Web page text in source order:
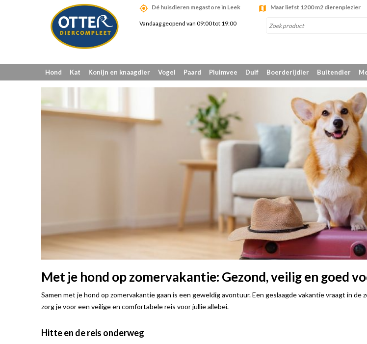
Dé huisdieren megastore in Leek Maar liefst 1200 m2 dierenplezier
Vandaag geopend van 09:00 tot 19:00
Hond Kat Konijn en knaagdier Vogel Paard Pluimvee Duif Boerderijdier Buitendier
Met je hond op zomervakantie: Gezond, veilig en goed
Samen met je hond op zomervakantie gaan is een geweldig avontuur. Een geslaagde vakantie vraagt in
zorg je voor een veilige en comfortabele reis voor jullie allebei.
Hitte en de reis onderweg